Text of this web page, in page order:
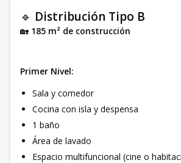
🔹 Distribución Tipo B
🏡 185 m² de construcción
Primer Nivel:
Sala y comedor
Cocina con isla y despensa
1 baño
Área de lavado
Espacio multifuncional (cine o